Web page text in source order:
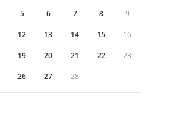
5 6 7 8 9
12 13 14 15 16
19 20 21 22 23
26 27 28